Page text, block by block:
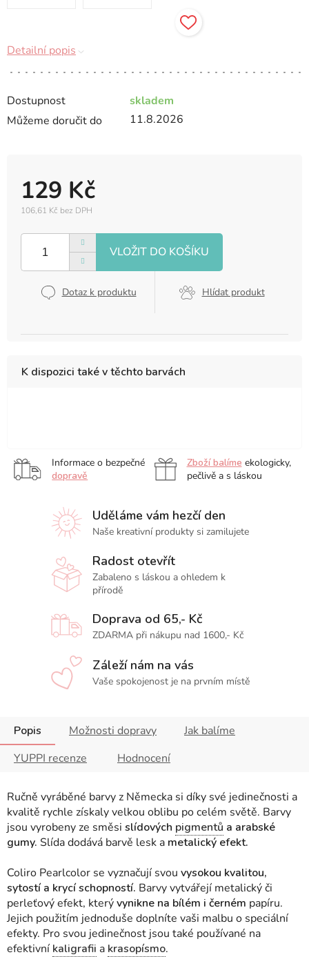
Dostupnost
skladem
Můžeme doručit do
11.8.2026
129 Kč
106,61 Kč bez DPH
cena:
Dotaz k produktu Hlídat produkt
Detailní popis
K dispozici také v těchto barvách
ks
Informace o bezpečné
dopravě
Zboží balíme ekologicky,
pečlivě a s láskou
Uděláme vám hezčí den
Naše kreativní produkty si zamilujete
Radost otevřít
Zabaleno s láskou a ohledem k
přírodě
Doprava od 65,- Kč
ZDARMA při nákupu nad 1600,- Kč
Záleží nám na vás
Vaše spokojenost je na prvním místě
Popis Možnosti dopravy
Jak balíme
YUPPI recenze
Hodnocení
Ručně vyráběné barvy z Německa si díky své jedinečnosti a
kvalitě rychle získaly velkou oblibu po celém světě. Barvy
jsou vyrobeny ze směsi slídových pigmentů a arabské
gumy. Slída dodává barvě lesk a metalický efekt.
Coliro Pearlcolor se vyznačují svou vysokou kvalitou,
sytostí a krycí schopností. Barvy vytvářejí metalický či
perleťový efekt, kterývynikne na bílém i černém papíru.
Jejich použitím jednoduše doplníte vaši malbu o speciální
efekty. Pro svou jedinečnost jsou také používané na
efektivní kaligrafii a krasopísmo.